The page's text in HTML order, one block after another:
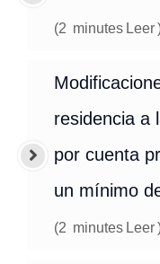
(2 minutes Leer
residencia a
por cuenta
un mínimo
(2 minutes Leer